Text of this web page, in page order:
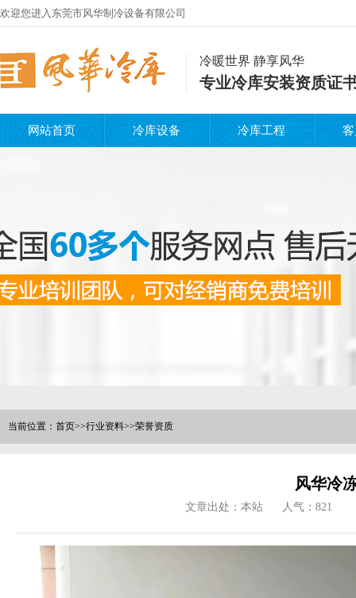
欢迎您进入东莞市风华制冷设备有限公司
冷暖世界 静享风华
专业冷库安装资质证
网站首页 冷库设备 冷库工程
当前位置： 首页>>行业资料>>荣誉资质
风华冷
文章出处：本站 人气： 821